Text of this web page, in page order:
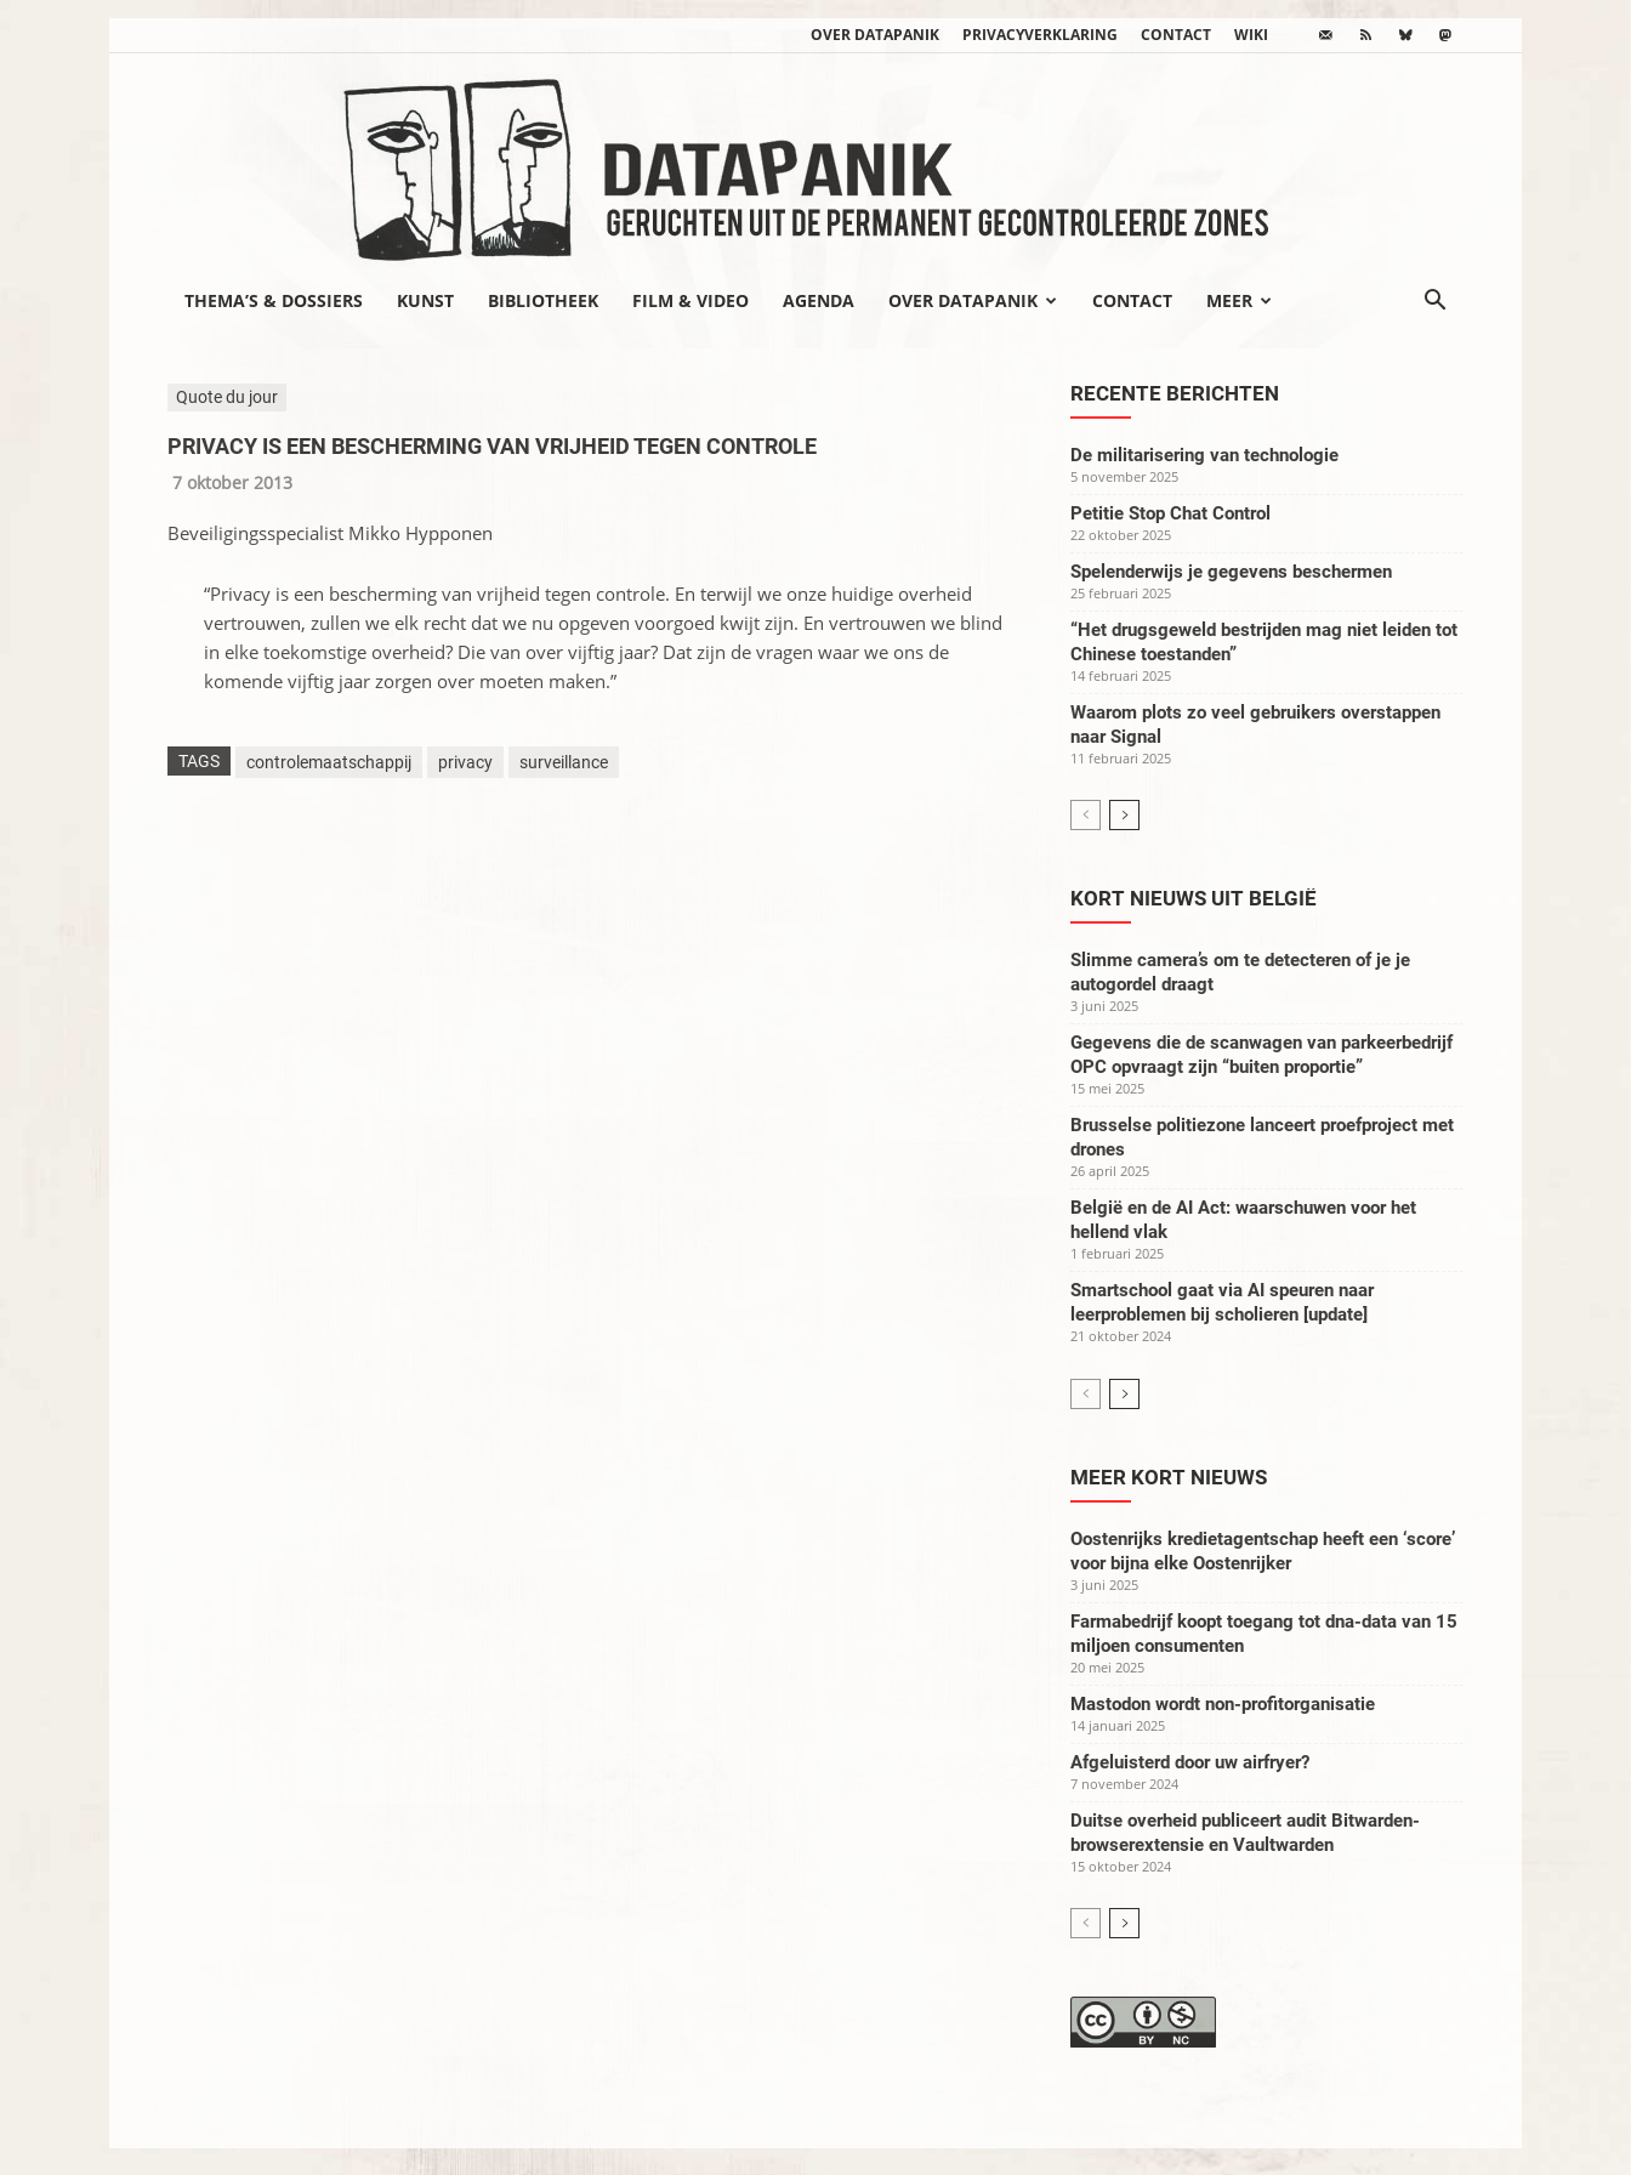
OVER DATAPANIK PRIVACYVERKLARING CONTACT WIKI
THEMA’S & DOSSIERS KUNST BIBLIOTHEEK FILM & VIDEO AGENDA OVER DATAPANIK CONTACT MEER
Quote du jour
PRIVACY IS EEN BESCHERMING VAN VRIJHEID TEGEN CONTROLE
7 oktober 2013
Beveiligingsspecialist Mikko Hypponen
“Privacy is een bescherming van vrijheid tegen controle. En terwijl we onze huidige overheid
vertrouwen, zullen we elk recht dat we nu opgeven voorgoed kwijt zijn. En vertrouwen we blind
in elke toekomstige overheid? Die van over vijftig jaar? Dat zijn de vragen waar we ons de
komende vijftig jaar zorgen over moeten maken.”
TAGS controlemaatschappij privacy surveillance
RECENTE BERICHTEN
De militarisering van technologie
5 november 2025
Petitie Stop Chat Control
22 oktober 2025
Spelenderwijs je gegevens beschermen
25 februari 2025
“Het drugsgeweld bestrijden mag niet leiden tot
Chinese toestanden”
14 februari 2025
Waarom plots zo veel gebruikers overstappen
naar Signal
11 februari 2025
KORT NIEUWS UIT BELGIË
Slimme camera’s om te detecteren of je je
autogordel draagt
3 juni 2025
Gegevens die de scanwagen van parkeerbedrijf
OPC opvraagt zijn “buiten proportie”
15 mei 2025
Brusselse politiezone lanceert proefproject met
drones
26 april 2025
België en de AI Act: waarschuwen voor het
hellend vlak
1 februari 2025
Smartschool gaat via AI speuren naar
leerproblemen bij scholieren [update]
21 oktober 2024
MEER KORT NIEUWS
Oostenrijks kredietagentschap heeft een ‘score’
voor bijna elke Oostenrijker
3 juni 2025
Farmabedrijf koopt toegang tot dna-data van 15
miljoen consumenten
20 mei 2025
Mastodon wordt non-profitorganisatie
14 januari 2025
Afgeluisterd door uw airfryer?
7 november 2024
Duitse overheid publiceert audit Bitwarden-
browserextensie en Vaultwarden
15 oktober 2024